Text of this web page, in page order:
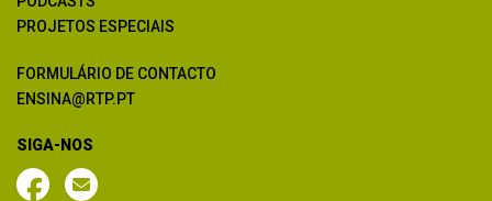
PROJETOS ESPECIAIS
FORMULÁRIO DE CONTACTO
ENSINA@RTP.PT
SIGA-NOS